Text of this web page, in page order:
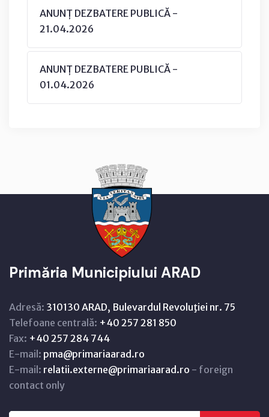
ANUNȚ DEZBATERE PUBLICĂ -
21.04.2026
ANUNȚ DEZBATERE PUBLICĂ -
01.04.2026
Primăria Municipiului ARAD
Adresă: 310130 ARAD, Bulevardul Revoluţiei nr. 75
Telefoane centrală: +40 257 281 850
Fax: +40 257 284 744
E-mail: pma@primariaarad.ro
E-mail: relatii.externe@primariaarad.ro - foreign
contact only